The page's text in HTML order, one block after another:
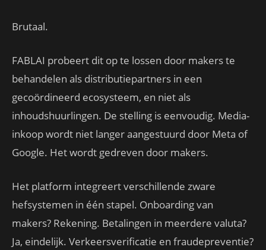
Brutaal.
FABLAI probeert dit op te lossen door makers te
behandelen als distributiepartners in een
gecoördineerd ecosysteem, en niet als
inhoudshuurlingen. De stelling is eenvoudig. Media-
inkoop wordt niet langer aangestuurd door Meta of
Google. Het wordt gedreven door makers.
Het platform integreert verschillende zware
hefsystemen in één stapel. Onboarding van
makers? Rekening. Betalingen in meerdere valuta?
Ja, eindelijk. Verkeersverificatie en fraudepreventie?